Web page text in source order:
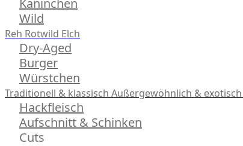
Kaninchen
Wild
Reh Rotwild Elch
Dry-Aged
Burger
Würstchen
Traditionell & klassisch Außergewöhnlich & exotisch
Hackfleisch
Aufschnitt & Schinken
Cuts